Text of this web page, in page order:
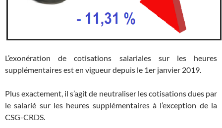
L’exonération de cotisations salariales sur les heures
supplémentaires est en vigueur depuis le 1er janvier 2019.
Plus exactement, il s’agit de neutraliser les cotisations dues par
le salarié sur les heures supplémentaires à l’exception de la
CSG-CRDS.